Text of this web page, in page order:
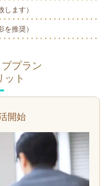
ます）
推奨）
プラン
ット
開始